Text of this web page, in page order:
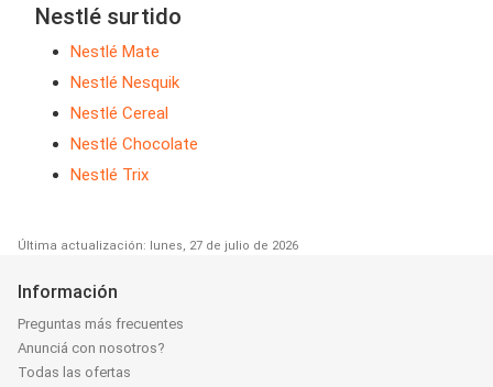
Nestlé surtido
Nestlé Mate
Nestlé Nesquik
Nestlé Cereal
Nestlé Chocolate
Nestlé Trix
Última actualización: lunes, 27 de julio de 2026
Información
Preguntas más frecuentes
Anunciá con nosotros?
Todas las ofertas